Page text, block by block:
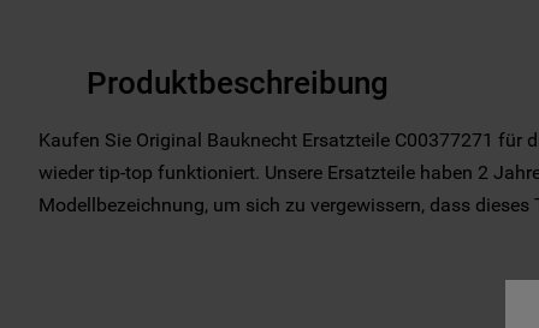
Produktbeschreibung
Kaufen Sie Original Bauknecht Ersatzteile C00377271 für
wieder tip-top funktioniert. Unsere Ersatzteile haben 2
Modellbezeichnung, um sich zu vergewissern, dass dieses